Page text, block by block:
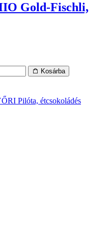
Gold-Fischli,
Kosárba